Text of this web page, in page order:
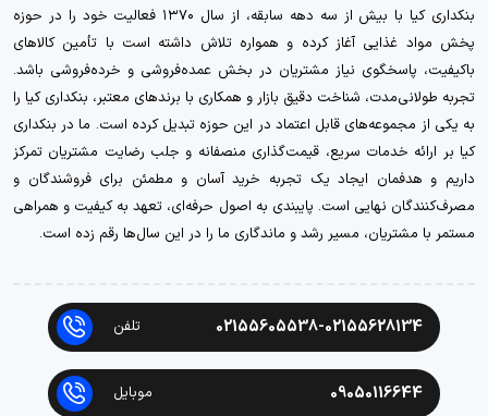
بنکداری کیا با بیش از سه دهه سابقه، از سال ۱۳۷۰ فعالیت خود را در حوزه
پخش مواد غذایی آغاز کرده و همواره تلاش داشته است با تأمین کالاهای
باکیفیت، پاسخگوی نیاز مشتریان در بخش عمده‌فروشی و خرده‌فروشی باشد.
تجربه طولانی‌مدت، شناخت دقیق بازار و همکاری با برندهای معتبر، بنکداری کیا را
به یکی از مجموعه‌های قابل اعتماد در این حوزه تبدیل کرده است. ما در بنکداری
کیا بر ارائه خدمات سریع، قیمت‌گذاری منصفانه و جلب رضایت مشتریان تمرکز
داریم و هدفمان ایجاد یک تجربه خرید آسان و مطمئن برای فروشندگان و
مصرف‌کنندگان نهایی است. پایبندی به اصول حرفه‌ای، تعهد به کیفیت و همراهی
مستمر با مشتریان، مسیر رشد و ماندگاری ما را در این سال‌ها رقم زده است.
02155605538-02155628134 تلفن
09050116644 موبایل